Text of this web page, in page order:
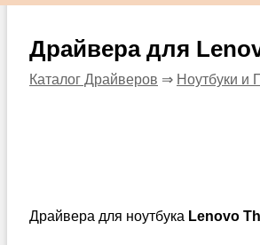
Драйвера для
Каталог Драйверов ⇒ Ноутбуки и
Драйвера для ноутбука Lenovo